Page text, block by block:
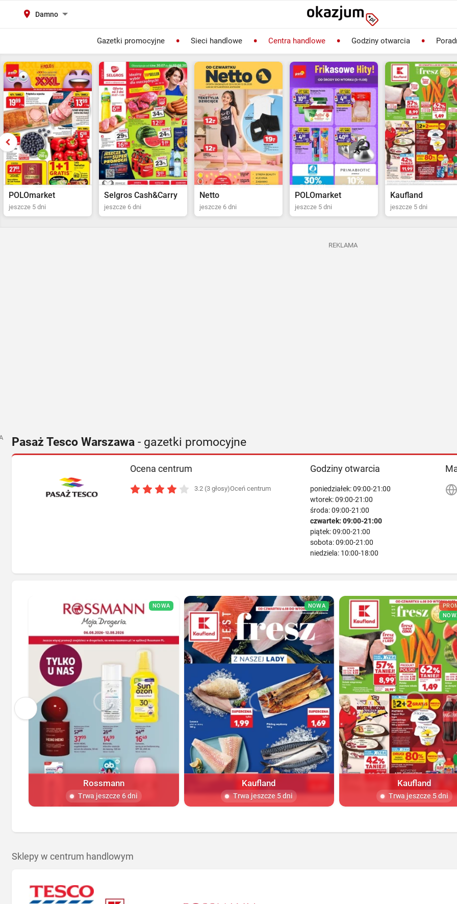
Damno
Gazetki promocyjne Sieci handlowe Centra handlowe Godziny otwarcia
Selgros Cash&Carry
jeszcze 6 dni
Netto
jeszcze 6 dni
POLOmarket
jeszcze 5 dni
Kaufland
jeszcze 5 dni
Biedronka
jeszcze 2 dni
REKLAMA
Pasaż Tesco Warszawa - gazetki promocyjne
Ocena centrum
3.2 (3 głosy)Oceń centrum
Godziny otwarcia
poniedziałek: 09:00-21:00
wtorek: 09:00-21:00
środa: 09:00-21:00
czwartek: 09:00-21:00
piątek: 09:00-21:00
sobota: 09:00-21:00
niedziela: 10:00-18:00
NOWA
Rossmann
Trwa jeszcze 6 dni
NOWA
Kaufland
Trwa jeszcze 5 dni
Kaufland
Trwa jeszcze 5 dni
Sklepy w centrum handlowym